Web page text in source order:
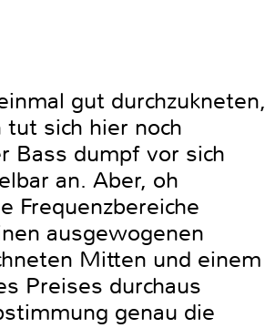
gut durchzukneten,
sich hier noch
Bass dumpf vor sich
an. Aber, oh
Frequenzbereiche
ausgewogenen
Mitten und einem
Preises durchaus
genau die